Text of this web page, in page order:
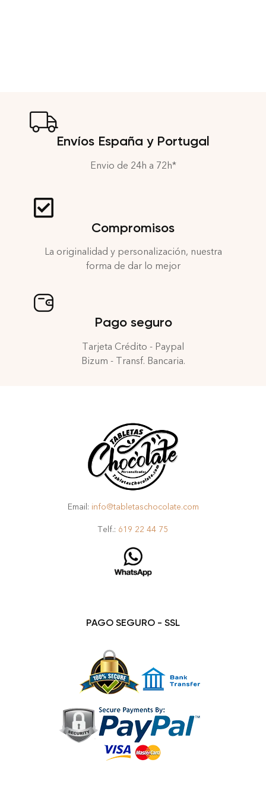
Envíos España y Portugal
Envio de 24h a 72h*
Compromisos
La originalidad y personalización, nuestra
forma de dar lo mejor
Pago seguro
Tarjeta Crédito - Paypal
Bizum - Transf. Bancaria.
Email: info@tabletaschocolate.com
Telf.: 619 22 44 75
PAGO SEGURO - SSL